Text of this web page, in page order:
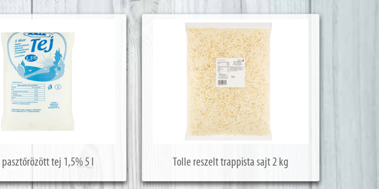
tej 1,5% 5 l Tolle reszelt trappista sajt 2 kg